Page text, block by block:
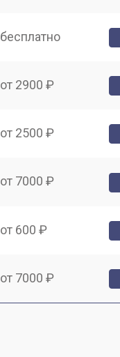
бесплатно
от 2900 ₽
от 2500 ₽
от 7000 ₽
от 600 ₽
от 7000 ₽